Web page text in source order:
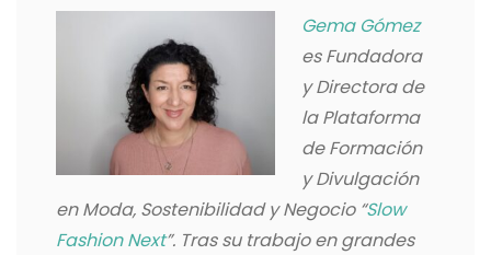
Gema Gómez
es Fundadora
y Directora de
la Plataforma
de Formación
y Divulgación
en Moda, Sostenibilidad y Negocio “Slow
Fashion Next”. Tras su trabajo en grandes